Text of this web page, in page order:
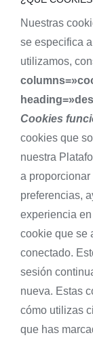
Nuestras
se especifica
utilizamos,
Cookies
cookies que
nuestra
a
preferencias,
experiencia
cookie que se
conectado.
sesión
nueva. Estas
cómo utilizas
que has